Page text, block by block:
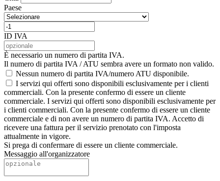
Paese
ID IVA
È necessario un numero di partita IVA.
Il numero di partita IVA / ATU sembra avere un formato non valido.
Nessun numero di partita IVA/numero ATU disponibile.
I servizi qui offerti sono disponibili esclusivamente per i clienti
commerciali. Con la presente confermo di essere un cliente
commerciale. I servizi qui offerti sono disponibili esclusivamente per
i clienti commerciali. Con la presente confermo di essere un cliente
commerciale e di non avere un numero di partita IVA. Accetto di
ricevere una fattura per il servizio prenotato con l'imposta
attualmente in vigore.
Si prega di confermare di essere un cliente commerciale.
Messaggio all'organizzatore